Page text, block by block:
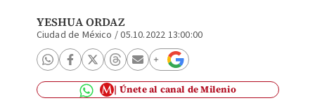
YESHUA ORDAZ
Ciudad de México /05.10.2022 13:00:00
Únete al canal de Milenio